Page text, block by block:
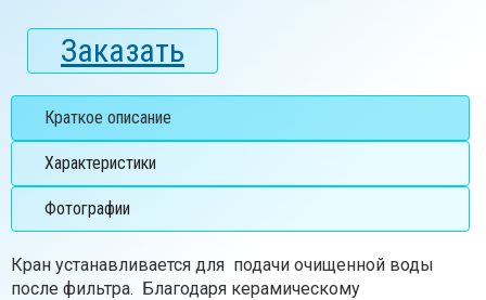
Заказать
Краткое описание
Характеристики
Фотографии
Кран устанавливается для подачи очищенной воды
после фильтра. Благодаря керамическому